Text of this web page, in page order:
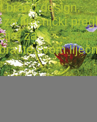
brand design,
liječnički
za
svom